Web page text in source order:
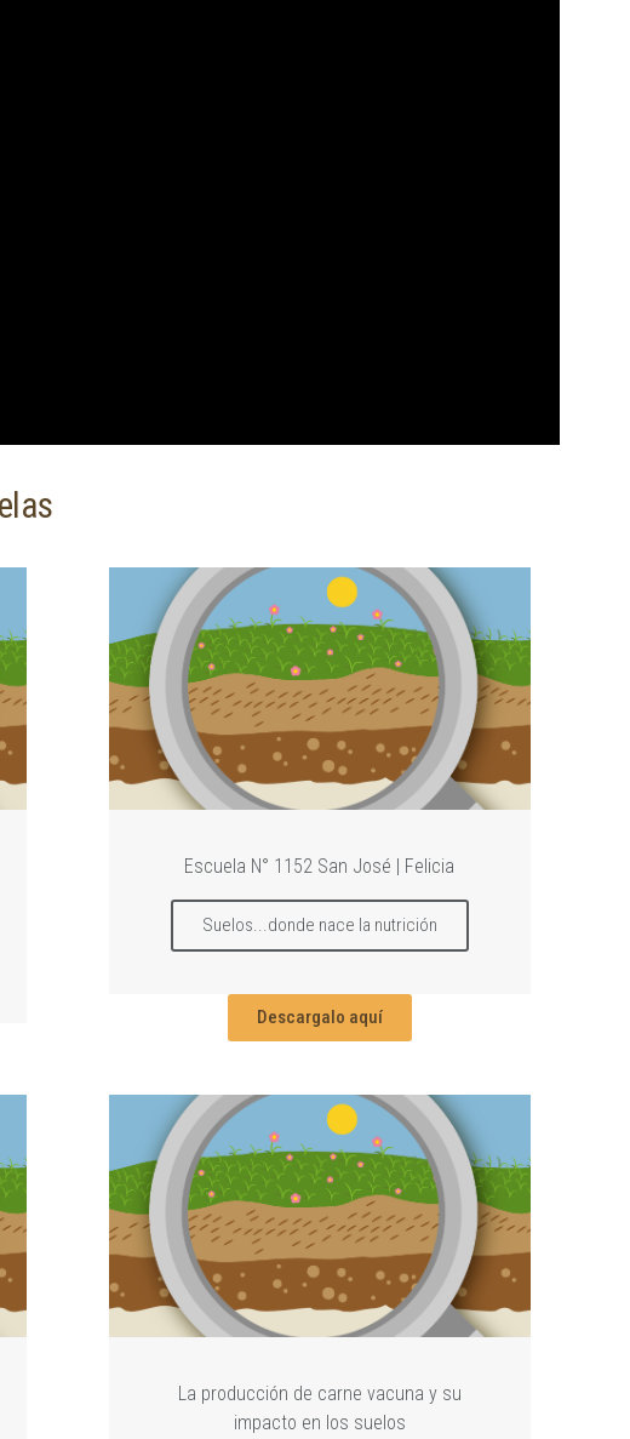
Escuela N° 1152 San José | Felicia
Suelos...donde nace la nutrición
Descargalo aquí
La producción de carne vacuna y su
impacto en los suelos